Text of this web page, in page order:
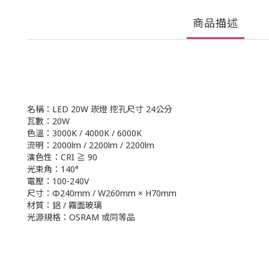
商品描述
名稱：LED 20W 崁燈 挖孔尺寸 24公分
瓦數：20W
色溫：3000K / 4000K / 6000K
流明：2000lm / 2200lm / 2200lm
演色性：CRI ≧ 90
光束角：140°
電壓：100-240V
尺寸：Φ240mm / W260mm × H70mm
材質：鋁 / 霧面玻璃
光源規格：OSRAM 或同等品